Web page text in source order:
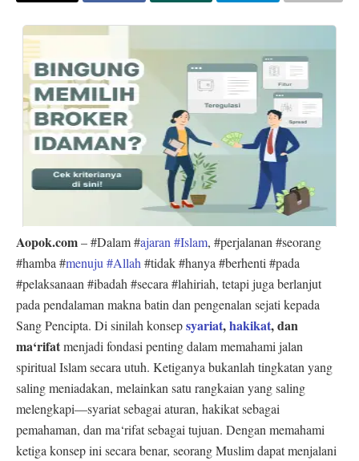
Aopok.com– #Dalam #ajaran #Islam, #perjalanan #seorang
#hamba #menuju #Allah #tidak #hanya #berhenti #pada
#pelaksanaan #ibadah #secara #lahiriah, tetapi juga berlanjut
pada pendalaman makna batin dan pengenalan sejati kepada
Sang Pencipta. Di sinilah konsepsyariat,hakikat, dan
ma‘rifatmenjadi fondasi penting dalam memahami jalan
spiritual Islam secara utuh. Ketiganya bukanlah tingkatan yang
saling meniadakan, melainkan satu rangkaian yang saling
melengkapi—syariat sebagai aturan, hakikat sebagai
pemahaman, dan ma‘rifat sebagai tujuan. Dengan memahami
ketiga konsep ini secara benar, seorang Muslim dapat menjalani